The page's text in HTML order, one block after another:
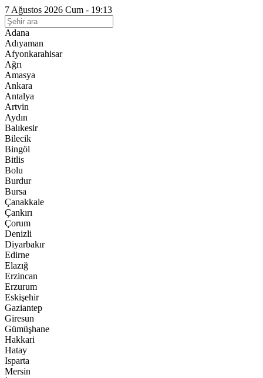
7 Ağustos 2026 Cum - 19:13
Adana
Adıyaman
Afyonkarahisar
Ağrı
Amasya
Ankara
Antalya
Artvin
Aydın
Balıkesir
Bilecik
Bingöl
Bitlis
Bolu
Burdur
Bursa
Çanakkale
Çankırı
Çorum
Denizli
Diyarbakır
Edirne
Elazığ
Erzincan
Erzurum
Eskişehir
Gaziantep
Giresun
Gümüşhane
Hakkari
Hatay
Isparta
Mersin